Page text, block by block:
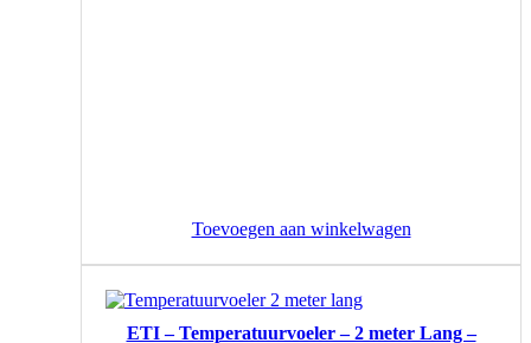
Toevoegen aan winkelwagen
ETI – Temperatuurvoeler – 2 meter Lang –